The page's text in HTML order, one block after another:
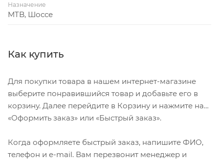
Назначение
MTB, Шоссе
Как купить
Для покупки товара в нашем интернет-магазине
выберите понравившийся товар и добавьте его в
корзину. Далее перейдите в Корзину и нажмите на
«Оформить заказ» или «Быстрый заказ».
Когда оформляете быстрый заказ, напишите ФИО,
телефон и e-mail. Вам перезвонит менеджер и